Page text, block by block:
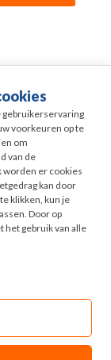
gebruikerservaring
voorkeuren op te
om
van de
er cookies
kan door
klikken, kun je
Door op
het gebruik van alle